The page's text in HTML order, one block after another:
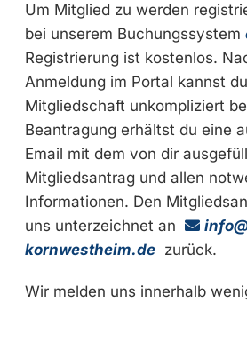
Um Mitglied zu werden
bei unserem Buchungssystem
Registrierung ist kostenlos.
Anmeldung im Portal kannst
Mitgliedschaft unkompliziert
Beantragung erhältst du eine
Email mit dem von dir
Mitgliedsantrag und allen
Informationen. Den
uns unterzeichnet an
kornwestheim.de zurück.
Wir melden uns innerhalb